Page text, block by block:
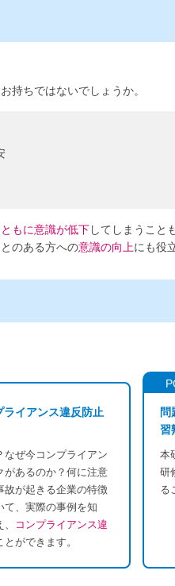
持ちではないでしょうか。
もに意識が低下してしまうこと
のある方への意識の向上にも役
イアンス違反防止
なぜ今コンプライアン
があるのか？何に注意
故が起きる企業の特徴
て、実際の事例を知
コンプライアンス違
とができます。
問
習
本
研
る